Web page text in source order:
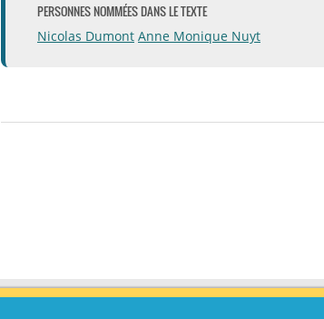
PERSONNES NOMMÉES DANS LE TEXTE
Nicolas Dumont Anne Monique Nuyt